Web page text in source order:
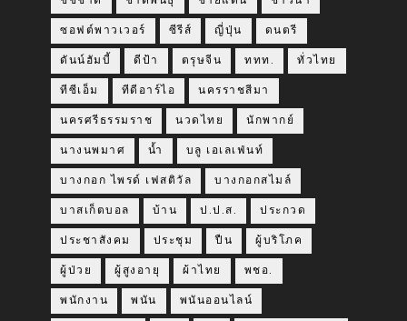
ซอฟต์พาวเวอร์ ซีรีส์ ญี่ปุ่น ดนตรี
ดันน์ฮัมบี้ ดีป้า ตรุษจีน ททท. ทั่วไทย
ทีซีเอ็ม ทีดีอาร์ไอ นครราชสีมา
นครศรีธรรมราช นวดไทย นักพากย์
นางนพมาศ น้ำ บลู เอเลเฟ่นท์
บางกอก ไพรด์ เฟสติวัล บางกอกสไมล์
บาสเก็ตบอล บ้าน ป.ป.ส. ประกวด
ประชาสังคม ประชุม ปืน ผู้บริโภค
ผู้ป่วย ผู้สูงอายุ ผ้าไทย พชอ.
พนักงาน พนัน พนันออนไลน์